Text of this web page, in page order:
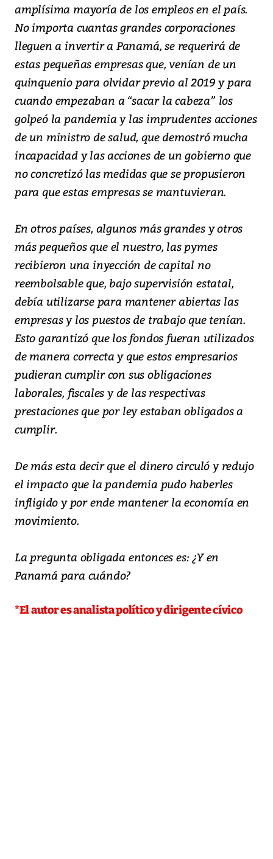
amplísima mayoría de los empleos en el país.
No importa cuantas grandes corporaciones
lleguen a invertir a Panamá, se requerirá de
estas pequeñas empresas que, venían de un
quinquenio para olvidar previo al 2019 y para
cuando empezaban a “sacar la cabeza” los
golpeó la pandemia y las imprudentes acciones
de un ministro de salud, que demostró mucha
incapacidad y las acciones de un gobierno que
no concretizó las medidas que se propusieron
para que estas empresas se mantuvieran.
En otros países, algunos más grandes y otros
más pequeños que el nuestro, las pymes
recibieron una inyección de capital no
reembolsable que, bajo supervisión estatal,
debía utilizarse para mantener abiertas las
empresas y los puestos de trabajo que tenían.
Esto garantizó que los fondos fueran utilizados
de manera correcta y que estos empresarios
pudieran cumplir con sus obligaciones
laborales, fiscales y de las respectivas
prestaciones que por ley estaban obligados a
cumplir.
De más esta decir que el dinero circuló y redujo
el impacto que la pandemia pudo haberles
infligido y por ende mantener la economía en
movimiento.
La pregunta obligada entonces es: ¿Y en
Panamá para cuándo?
*El autor es analista político y dirigente cívico